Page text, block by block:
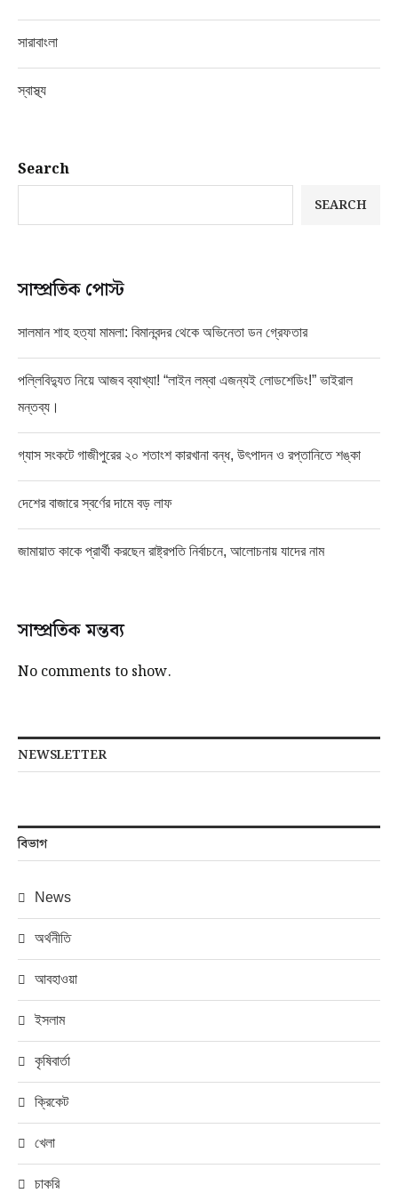
সারাবাংলা
স্বাস্থ্য
Search
SEARCH
সাম্প্রতিক পোস্ট
সালমান শাহ হত্যা মামলা: বিমানবন্দর থেকে অভিনেতা ডন গ্রেফতার
পল্লিবিদ্যুত নিয়ে আজব ব্যাখ্যা! “লাইন লম্বা এজন্যই লোডশেডিং!” ভাইরাল
মন্তব্য।
গ্যাস সংকটে গাজীপুরের ২০ শতাংশ কারখানা বন্ধ, উৎপাদন ও রপ্তানিতে শঙ্কা
দেশের বাজারে স্বর্ণের দামে বড় লাফ
জামায়াত কাকে প্রার্থী করছেন রাষ্ট্রপতি নির্বাচনে, আলোচনায় যাদের নাম
সাম্প্রতিক মন্তব্য
No comments to show.
NEWSLETTER
বিভাগ
News
অর্থনীতি
আবহাওয়া
ইসলাম
কৃষিবার্তা
ক্রিকেট
খেলা
চাকরি